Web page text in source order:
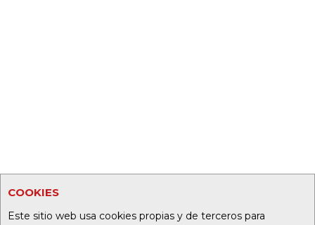
COOKIES
Este sitio web usa cookies propias y de terceros para